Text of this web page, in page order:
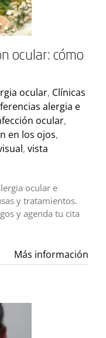
ocular: cómo
ocular, Clínicas
alergia e
ocular,
en los ojos,
, vista
ocular e
y tratamientos.
y agenda tu cita
Más información